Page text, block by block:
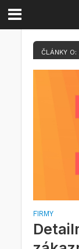
ČLÁNKY O:
FIRMY